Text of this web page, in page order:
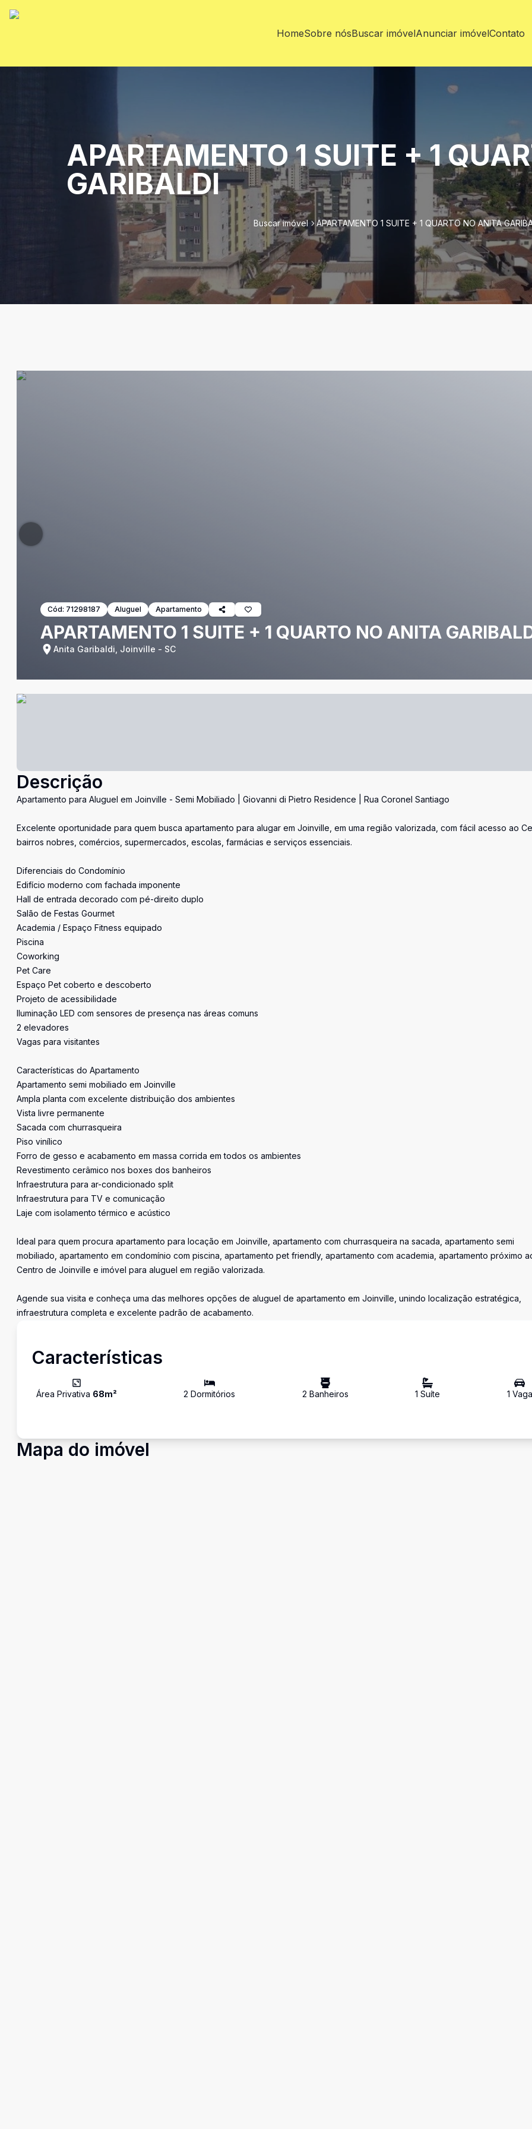
HomeSobre nósBuscar imóvelAnunciar imóvelContato
APARTAMENTO 1 SUITE + 1
GARIBALDI
Buscar imóvel APARTAMENTO 1 SUITE + 1 QUARTO NO ANITA
Cód: 71298187 Aluguel Apartamento
APARTAMENTO 1 SUITE + 1 QUARTO NO ANITA
Anita Garibaldi, Joinville - SC
Descrição
Apartamento para Aluguel em Joinville - Semi Mobiliado | Giovanni di Pietro Residence | Rua Coronel Santiago
Excelente oportunidade para quem busca apartamento para alugar em Joinville, em uma região valorizada, com fácil acesso ao
bairros nobres, comércios, supermercados, escolas, farmácias e serviços essenciais.
Diferenciais do Condomínio
Edifício moderno com fachada imponente
Hall de entrada decorado com pé-direito duplo
Salão de Festas Gourmet
Academia / Espaço Fitness equipado
Piscina
Coworking
Pet Care
Espaço Pet coberto e descoberto
Projeto de acessibilidade
Iluminação LED com sensores de presença nas áreas comuns
2 elevadores
Vagas para visitantes
Características do Apartamento
Apartamento semi mobiliado em Joinville
Ampla planta com excelente distribuição dos ambientes
Vista livre permanente
Sacada com churrasqueira
Piso vinílico
Forro de gesso e acabamento em massa corrida em todos os ambientes
Revestimento cerâmico nos boxes dos banheiros
Infraestrutura para ar-condicionado split
Infraestrutura para TV e comunicação
Laje com isolamento térmico e acústico
Ideal para quem procura apartamento para locação em Joinville, apartamento com churrasqueira na sacada, apartamento semi
mobiliado, apartamento em condomínio com piscina, apartamento pet friendly, apartamento com academia, apartamento próximo
Centro de Joinville e imóvel para aluguel em região valorizada.
Agende sua visita e conheça uma das melhores opções de aluguel de apartamento em Joinville, unindo localização estratégica,
infraestrutura completa e excelente padrão de acabamento.
Características
Área Privativa 68m² 2 Dormitórios 2 Banheiros 1 Suíte 1 Vaga
Mapa do imóvel